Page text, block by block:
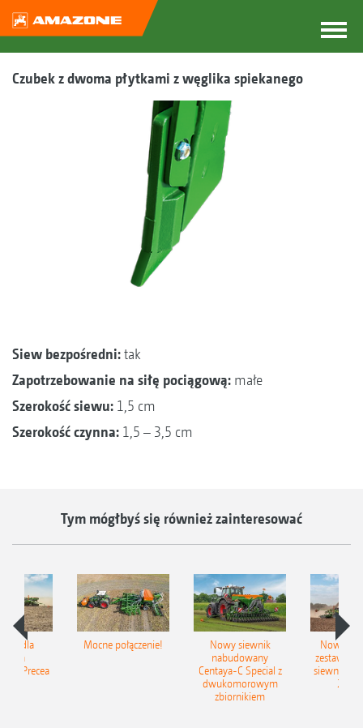
Czubek z dwoma płytkami z węglika spiekanego
Siew bezpośredni:tak
Zapotrzebowanie na siłę pociągową: małe
Szerokość siewu: 1,5 cm
Szerokość czynna: 1,5 – 3,5 cm
Tym mógłbyś się również zainteresować
dla
Precea
Mocne połączenie!
Nowy siewnik
nabudowany
Centaya-C Special z
dwukomorowym
zbiornikiem
Nowy
zestaw
siewny
2C